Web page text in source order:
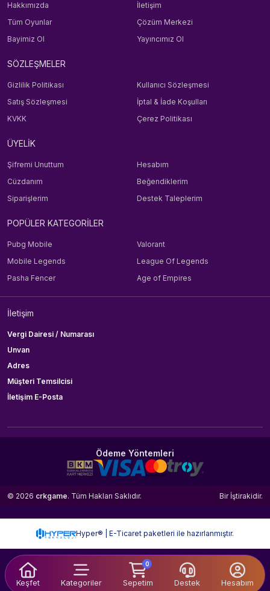
Keşfet Kategoriler
0
Sepetim Destek Hesabım
Hakkımızda
İletişim
Tüm Oyunlar
Çözüm Merkezi
Bayimiz Ol
Yayıncımız Ol
SÖZLEŞMELER
Gizlilik Politikası
Kullanıcı Sözleşmesi
Satış Sözleşmesi
İptal & İade Koşulları
KVKK
Çerez Politikası
ÜYELİK
Şifremi Unuttum
Hesabım
Cüzdanım
Beğendiklerim
Siparişlerim
Destek Taleplerim
POPÜLER KATEGORİLER
Pubg Mobile
Valorant
Mobile Legends
League Of Legends
Pasha Fencer
Age of Empires
İletişim
Vergi Dairesi / Numarası
Unvan
Adres
Müşteri Temsilcisi
İletişim E-Posta
Ödeme Yöntemleri
© 2026 crkgame. Tüm Hakları Saklıdır. Bir İştirakidir.
Hyper® | E-Ticaret paketleri ile hazırlanmıştır.